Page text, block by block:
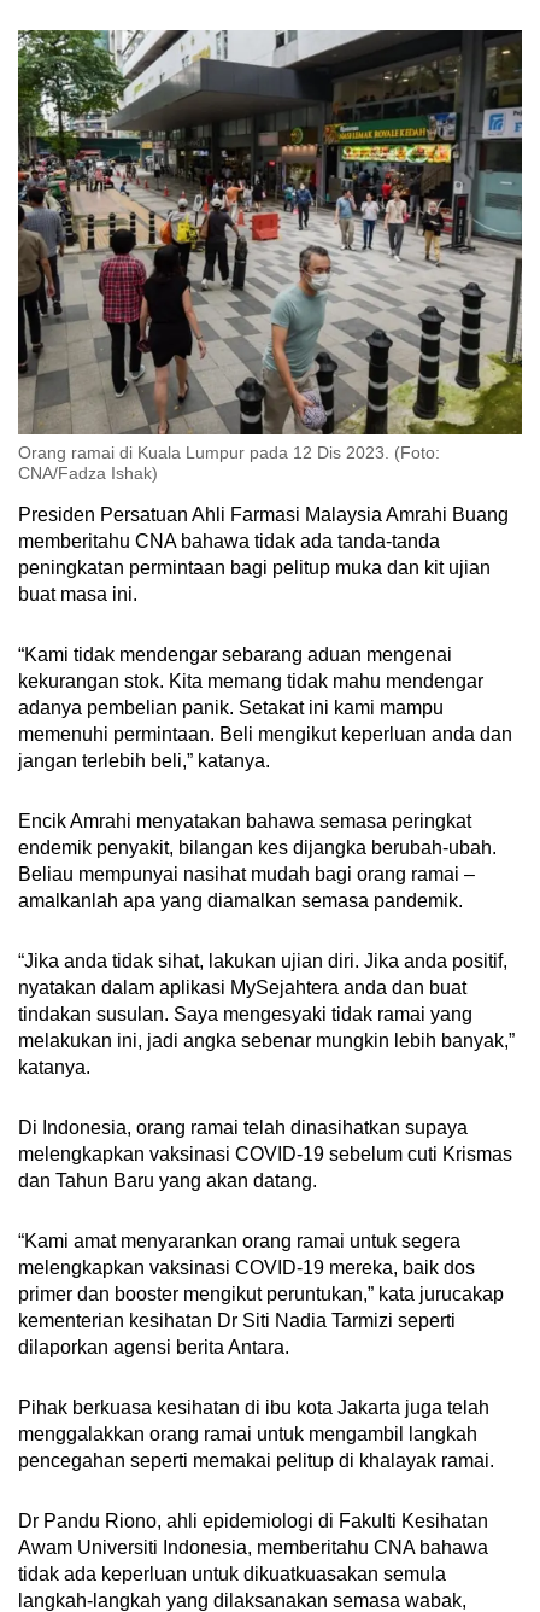
Orang ramai di Kuala Lumpur pada 12 Dis 2023. (Foto:
CNA/Fadza Ishak)
Presiden Persatuan Ahli Farmasi Malaysia Amrahi Buang
memberitahu CNA bahawa tidak ada tanda-tanda
peningkatan permintaan bagi pelitup muka dan kit ujian
buat masa ini.
“Kami tidak mendengar sebarang aduan mengenai
kekurangan stok. Kita memang tidak mahu mendengar
adanya pembelian panik. Setakat ini kami mampu
memenuhi permintaan. Beli mengikut keperluan anda dan
jangan terlebih beli,” katanya.
Encik Amrahi menyatakan bahawa semasa peringkat
endemik penyakit, bilangan kes dijangka berubah-ubah.
Beliau mempunyai nasihat mudah bagi orang ramai –
amalkanlah apa yang diamalkan semasa pandemik.
“Jika anda tidak sihat, lakukan ujian diri. Jika anda positif,
nyatakan dalam aplikasi MySejahtera anda dan buat
tindakan susulan. Saya mengesyaki tidak ramai yang
melakukan ini, jadi angka sebenar mungkin lebih banyak,”
katanya.
Di Indonesia, orang ramai telah dinasihatkan supaya
melengkapkan vaksinasi COVID-19 sebelum cuti Krismas
dan Tahun Baru yang akan datang.
“Kami amat menyarankan orang ramai untuk segera
melengkapkan vaksinasi COVID-19 mereka, baik dos
primer dan booster mengikut peruntukan,” kata jurucakap
kementerian kesihatan Dr Siti Nadia Tarmizi seperti
dilaporkan agensi berita Antara.
Pihak berkuasa kesihatan di ibu kota Jakarta juga telah
menggalakkan orang ramai untuk mengambil langkah
pencegahan seperti memakai pelitup di khalayak ramai.
Dr Pandu Riono, ahli epidemiologi di Fakulti Kesihatan
Awam Universiti Indonesia, memberitahu CNA bahawa
tidak ada keperluan untuk dikuatkuasakan semula
langkah-langkah yang dilaksanakan semasa wabak,